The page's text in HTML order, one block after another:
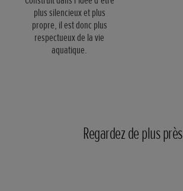
plus silencieux et plus
propre, il est donc plus
respectueux de la vie
aquatique.
Regardez de plus près